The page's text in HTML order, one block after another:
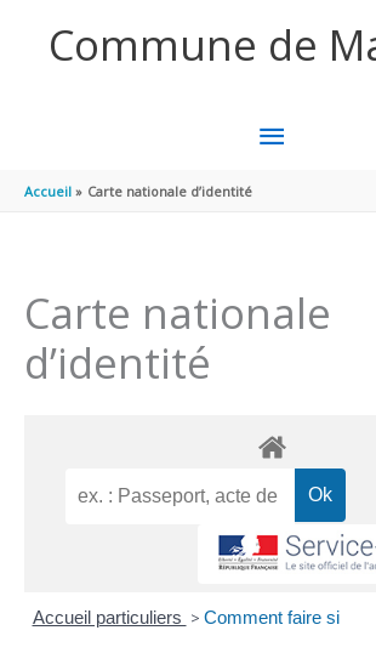
Commune de
MENU
Accueil Carte nationale d’identité
Carte nationale
d’identité
Accueil particuliers > Comment faire si